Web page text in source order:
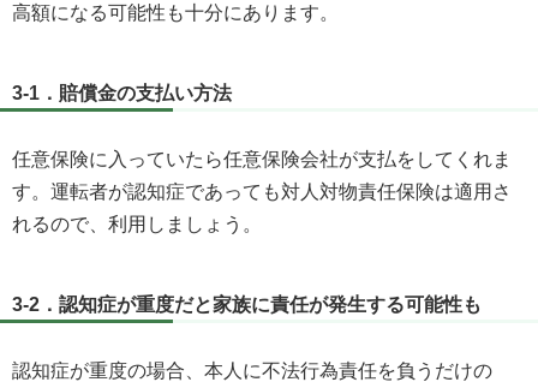
高額になる可能性も十分にあります。
3-1．賠償金の支払い方法
任意保険に入っていたら任意保険会社が支払をしてくれま
す。運転者が認知症であっても対人対物責任保険は適用さ
れるので、利用しましょう。
3-2．認知症が重度だと家族に責任が発生する可能性も
認知症が重度の場合、本人に不法行為責任を負うだけの